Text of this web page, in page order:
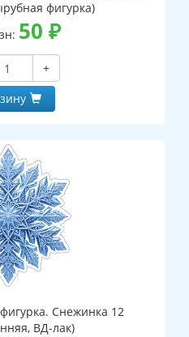
фигурка)
50 ₽
+
Снежинка 12
ВД-лак)